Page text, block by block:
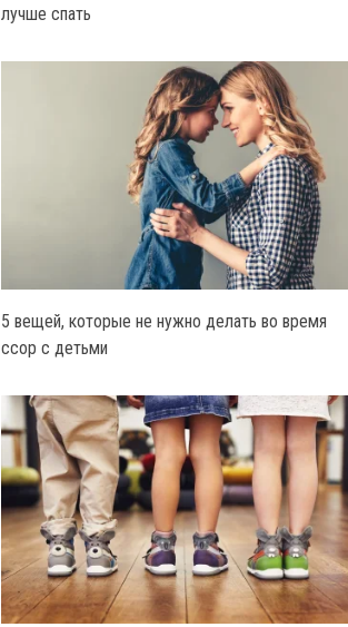
лучше спать
5 вещей, которые не нужно делать во время
ссор с детьми